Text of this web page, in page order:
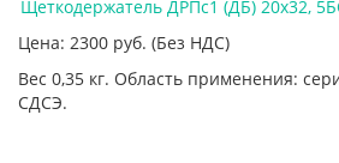
Щеткодержатель ДРПс1 (ДБ) 20х32,
Цена: 2300 руб. (Без НДС)
Вес 0,35 кг. Область применения:
СДСЭ.